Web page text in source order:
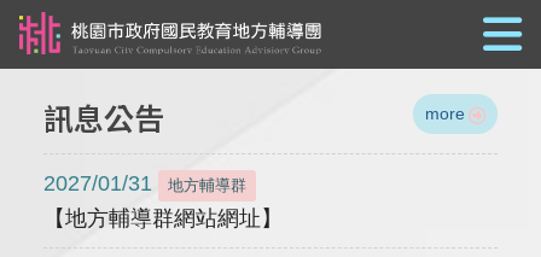
訊息公告 more
2027/01/31 地方輔導群
【地方輔導群網站網址】